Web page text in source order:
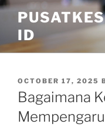
Skip
content
ID
POSTED
ON
OCTOBER 17, 2025
Bagaimana